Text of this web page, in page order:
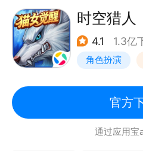
时空猎人
4.1 1.3亿
角色扮演
官方
通过应用宝